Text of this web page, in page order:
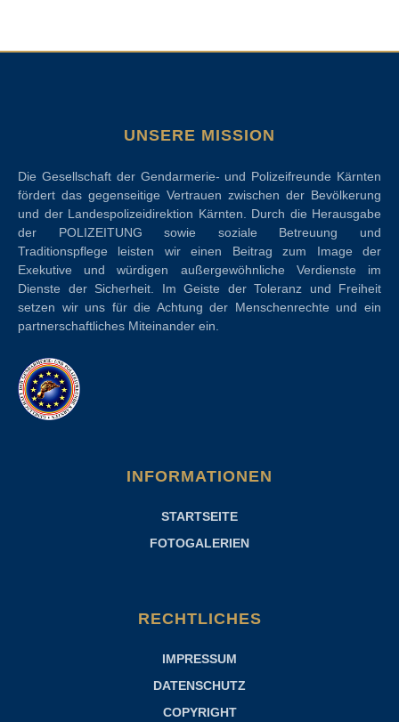
UNSERE MISSION
Die Gesellschaft der Gendarmerie- und Polizeifreunde Kärnten
fördert das gegenseitige Vertrauen zwischen der Bevölkerung
und der Landespolizeidirektion Kärnten. Durch die Herausgabe
der POLIZEITUNG sowie soziale Betreuung und
Traditionspflege leisten wir einen Beitrag zum Image der
Exekutive und würdigen außergewöhnliche Verdienste im
Dienste der Sicherheit. Im Geiste der Toleranz und Freiheit
setzen wir uns für die Achtung der Menschenrechte und ein
partnerschaftliches Miteinander ein.
INFORMATIONEN
STARTSEITE
FOTOGALERIEN
RECHTLICHES
IMPRESSUM
DATENSCHUTZ
COPYRIGHT